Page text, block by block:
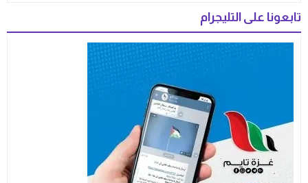
تابعونا على التليجرام